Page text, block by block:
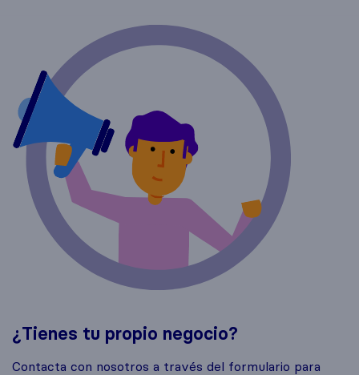
¿Tienes tu propio negocio?
Contacta con nosotros a través del formulario para